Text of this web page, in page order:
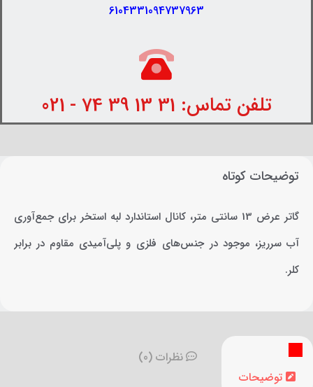
6104331094737963
تلفن تماس: 31 13 39 74 - 021
توضیحات کوتاه
گاتر عرض 13 سانتی متر، کانال استاندارد لبه استخر برای جمع‌آوری
آب سرریز، موجود در جنس‌های فلزی و پلی‌آمیدی مقاوم در برابر
کلر.
توضیحات
نظرات (0)